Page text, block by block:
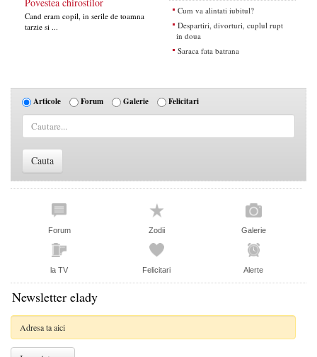
Cand eram copil, in serile de toamna
tarzie si ...
Cum va alintati iubitul?
Despartiri, divorturi, cuplul rupt
in doua
Saraca fata batrana
Articole Forum Galerie Felicitari
Forum Zodii Galerie
la TV Felicitari Alerte
Newsletter elady